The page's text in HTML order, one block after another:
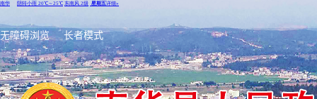
无障碍浏览 长者模式